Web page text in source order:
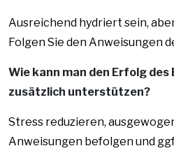
Ausreichend hydriert sein,
Folgen Sie den Anweisungen
Wie kann man den Erfolg
zusätzlich unterstützen?
Stress reduzieren,
Anweisungen befolgen und